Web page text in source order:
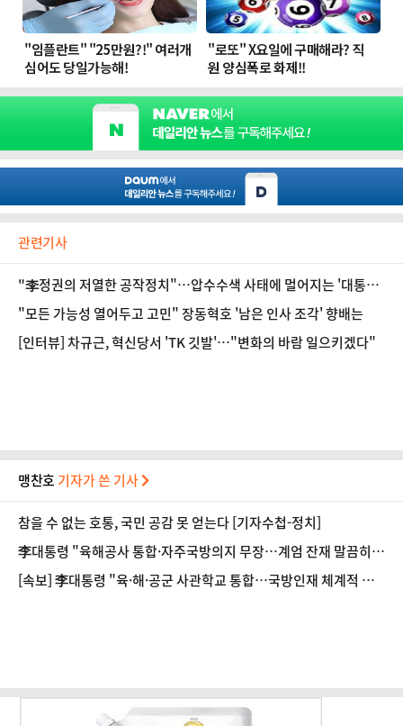
관련기사
"李정권의 저열한 공작정치"…압수수색 사태에 멀어지는 '대통령
~野 회동' [정국 기상대]
"모든 가능성 열어두고 고민" 장동혁호 '남은 인사 조각' 향배는
[인터뷰] 차규근, 혁신당서 'TK 깃발'…"변화의 바람 일으키겠다"
맹찬호 기자가 쓴 기사
참을 수 없는 호통, 국민 공감 못 얻는다 [기자수첩-정치]
李대통령 "육해공사 통합·자주국방의지 무장…계엄 잔재 말끔히
청산"
[속보] 李대통령 "육·해·공군 사관학교 통합…국방인재 체계적 양